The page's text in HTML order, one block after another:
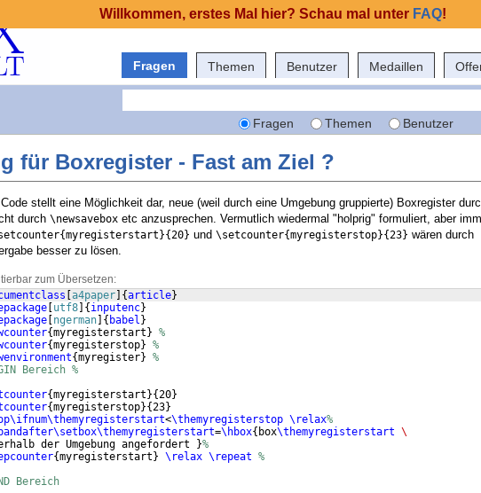
Fragen Themen Benutzer Medaillen
Fragen Themen Benutzer
für Boxregister - Fast am Ziel ?
stellt eine Möglichkeit dar, neue (weil durch eine Umgebung gruppierte) Boxregister
durch \newsavebox etc anzusprechen. Vermutlich wiedermal "holprig" formuliert, aber
und \setcounter{myregisterstop}{23} wären durch
besser zu lösen.
zum Übersetzen:
a4paper {article}
utf8 { inputenc}
ngerman { babel }
{myregisterstart } %
{myregisterstop} %
{myregister} %
Bereich %
{myregisterstart }{20}
{myregisterstop}{23}
<\themyregisterstop \relax%
=\hbox{ box\themyregisterstart \
der Umgebung angefordert
}%
{myregisterstart } \relax \repeat %
Bereich
Willkommen, erstes Mal hier? Schau mal unter FAQ!